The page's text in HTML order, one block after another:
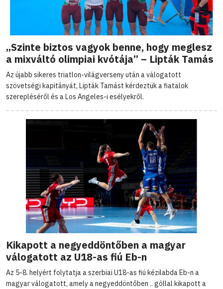
„Szinte biztos vagyok benne, hogy meglesz
a mixváltó olimpiai kvótája” – Lipták Tamás
Az újabb sikeres triatlon-világverseny után a válogatott
szövetségi kapitányát, Lipták Tamást kérdeztük a fiatalok
szerepléséről és a Los Angeles-i esélyekről.
Kikapott a negyeddöntőben a magyar
válogatott az U18-as fiú Eb-n
Az 5-8. helyért folytatja a szerbiai U18-as fiú kézilabda Eb-n a
magyar válogatott, amely a negyeddöntőben .. góllal kikapott a